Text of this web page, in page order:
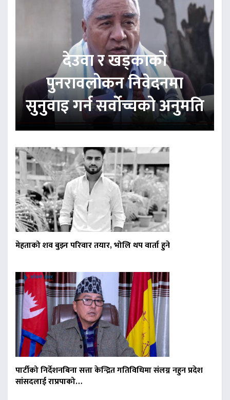
देउवा र खड्काको
पुनरावलोकन निवेदनमा
सुनुवाइ गर्न सर्वोच्चको अनुमति
मेहताको शव बुझ्न परिवार तयार, भोलि थप वार्ता हुने
पार्टीको निर्देशनबिना सत्ता केन्द्रित गतिविधिमा संलग्न नहुन प्रदेश
सांसदलाई राप्रपाको…